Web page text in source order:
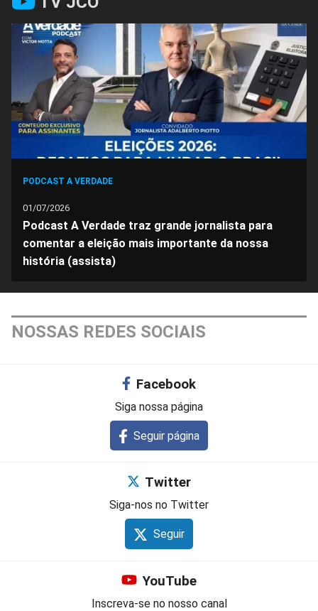
no
Facebook
no
Whatsapp
no
Twitter
no
Messenger
no
Telegram
no
Gettr
PODCAST A VERDADE
01/07/2026
Podcast A Verdade traz grande jornalista para
comentar a eleição mais importante da nossa
história (assista)
NOSSAS REDES SOCIAIS
Facebook
Siga nossa página
Seguir página
Twitter
Siga-nos no Twitter
Seguir
YouTube
Inscreva-se no nosso canal